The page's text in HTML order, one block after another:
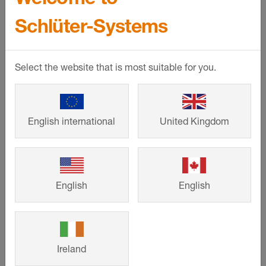
Egyénre szabható
Schlüter-
DESIGNBASE-
SL-AC
Kiváló minőségű
lábazati profil
porszórt
alumíniumból, két
különböző
Egyénre szabható
Schlüter-
DESIGNBASE-
SL-AC
Tartozékok:külső
és belső sarkok,
végzárók és
összekötő elemek
a DESIGNBASE-
Schlüter-Systems
Select the website that is most suitable for you.
English international United Kingdom
English English
Ireland